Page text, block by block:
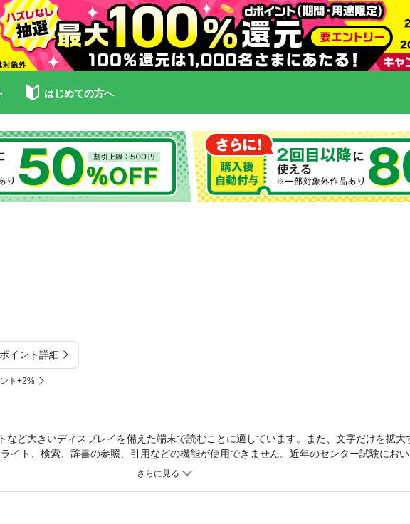
はじめての方へ
ポイント詳細
ト+2%
など大きいディスプレイを備えた端末で読むことに適しています。また、文字だけを拡大
イト、検索、辞書の参照、引用などの機能が使用できません。近年のセンター試験におい
「倫理」の、新書サイズ一問一答集。どれも絶対にはずせない必須の93テーマで全範囲をカ
クシートはついておりません。また直接文字を書き込むことはできませんので、あらかじ